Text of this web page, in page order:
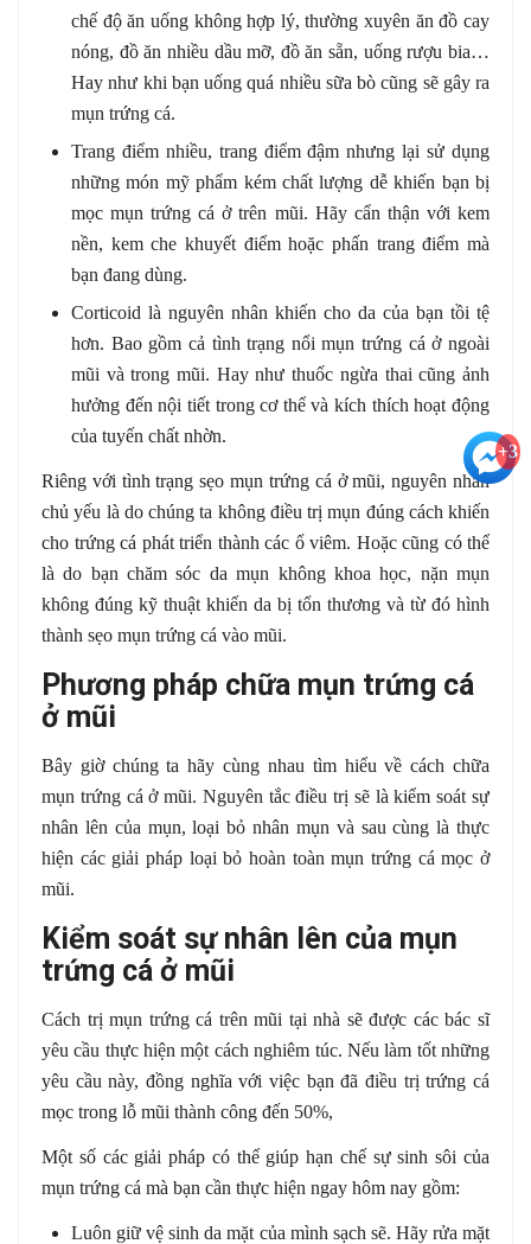
chế độ ăn uống không hợp lý, thường xuyên ăn đồ cay
nóng, đồ ăn nhiều dầu mỡ, đồ ăn sẵn, uống rượu bia…
Hay như khi bạn uống quá nhiều sữa bò cũng sẽ gây ra
mụn trứng cá.
Trang điểm nhiều, trang điểm đậm nhưng lại sử dụng
những món mỹ phẩm kém chất lượng dễ khiến bạn bị
mọc mụn trứng cá ở trên mũi. Hãy cẩn thận với kem
nền, kem che khuyết điểm hoặc phấn trang điểm mà
bạn đang dùng.
Corticoid là nguyên nhân khiến cho da của bạn tồi tệ
hơn. Bao gồm cả tình trạng nổi mụn trứng cá ở ngoài
mũi và trong mũi. Hay như thuốc ngừa thai cũng ảnh
hưởng đến nội tiết trong cơ thể và kích thích hoạt động
của tuyến chất nhờn.
Riêng với tình trạng sẹo mụn trứng cá ở mũi, nguyên nhân
chủ yếu là do chúng ta không điều trị mụn đúng cách khiến
cho trứng cá phát triển thành các ổ viêm. Hoặc cũng có thể
là do bạn chăm sóc da mụn không khoa học, nặn mụn
không đúng kỹ thuật khiến da bị tổn thương và từ đó hình
thành sẹo mụn trứng cá vào mũi.
Phương pháp chữa mụn trứng cá
ở mũi
Bây giờ chúng ta hãy cùng nhau tìm hiểu về cách chữa
mụn trứng cá ở mũi. Nguyên tắc điều trị sẽ là kiểm soát sự
nhân lên của mụn, loại bỏ nhân mụn và sau cùng là thực
hiện các giải pháp loại bỏ hoàn toàn mụn trứng cá mọc ở
mũi.
Kiểm soát sự nhân lên của mụn
trứng cá ở mũi
Cách trị mụn trứng cá trên mũi tại nhà sẽ được các bác sĩ
yêu cầu thực hiện một cách nghiêm túc. Nếu làm tốt những
yêu cầu này, đồng nghĩa với việc bạn đã điều trị trứng cá
mọc trong lỗ mũi thành công đến 50%,
Một số các giải pháp có thể giúp hạn chế sự sinh sôi của
mụn trứng cá mà bạn cần thực hiện ngay hôm nay gồm:
Luôn giữ vệ sinh da mặt của mình sạch sẽ. Hãy rửa mặt
+3